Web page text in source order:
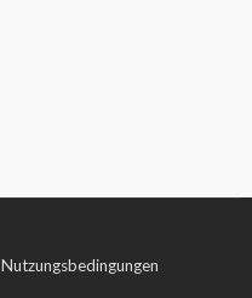
Nutzungsbedingungen